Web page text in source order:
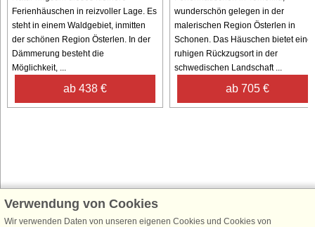
Ferienhäuschen in reizvoller Lage. Es
steht in einem Waldgebiet, inmitten
der schönen Region Österlen. In der
Dämmerung besteht die
Möglichkeit, ...
ab 438 €
wunderschön gelegen in der
malerischen Region Österlen in
Schonen. Das Häuschen bietet
ruhigen Rückzugsort in der
schwedischen Landschaft ...
ab 705 €
Schließen Sie sich 100.000 Ferienhaus-Fans an
Verwendung von Cookies
Wir verwenden Daten von unseren eigenen Cookies und Cookies von